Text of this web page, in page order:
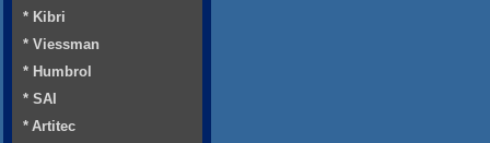
* Kibri
* Viessman
* Humbrol
* SAI
* Artitec